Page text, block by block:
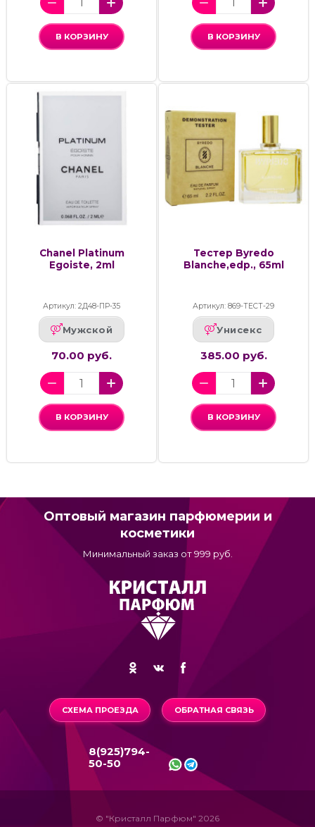
В КОРЗИНУ В КОРЗИНУ
Chanel Platinum
Egoiste, 2ml
Артикул: 2Д48-ПР-35
Мужской
70.00 руб.
В КОРЗИНУ
Тестер Byredo
Blanche,edp., 65ml
Артикул: 869-ТЕСТ-29
Унисекс
385.00 руб.
В КОРЗИНУ
Оптовый магазин парфюмерии и
косметики
Минимальный заказ от 999 руб.
СХЕМА ПРОЕЗДА ОБРАТНАЯ СВЯЗЬ
8(925)794-
50-50
© "Кристалл Парфюм" 2026